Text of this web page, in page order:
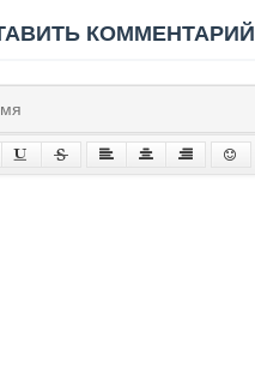
КОММЕНТАРИЙ